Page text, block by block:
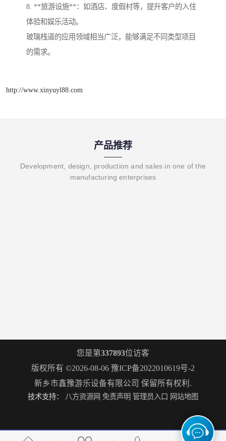
8. **旅游设施**：如酒店、度假村等，提升客户的入住
体验和娱乐活动。
玻璃栈道的应用领域相当广泛，能够满足不同类型项目
的需求。
http://www.xinyuyl88.com
产品推荐
Development, design, production and sales in one of the
manufacturing enterprises
您是第337893位访客
版权所有 ©2026-08-06 豫ICP备2022010619号-2
新乡市鑫豫游乐设备有限公司 保留所有权利.
技术支持： 八方资源网 免责声明 管理员入口 网站地图